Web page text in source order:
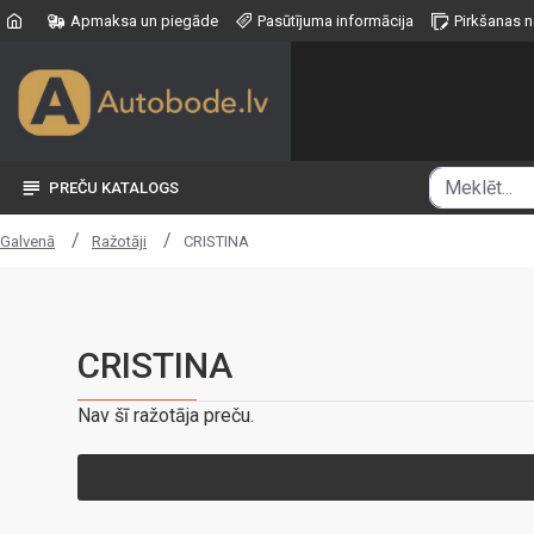
Apmaksa un piegāde Pasūtījuma informācija Pirkšanas
PREČU KATALOGS
Galvenā Ražotāji CRISTINA
CRISTINA
Nav šī ražotāja preču.